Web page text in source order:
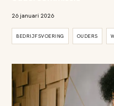
26 januari 2026
BEDRIJFSVOERING OUDERS